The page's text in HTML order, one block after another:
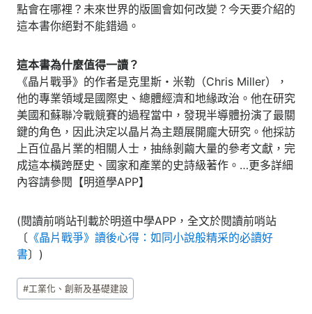
點會在哪裡？未來世界的版圖會如何改變？今天要介紹的
這本書你絕對不能錯過。
這本書為什麼值得一讀？
《晶片戰爭》的作者是克里斯・米勒（Chris Miller），
他的專業領域是國際史、總體經濟和地緣政治。他在研究
美國和蘇聯冷戰競賽的過程當中，發現半導體扮演了最關
鍵的角色，因此決定以晶片為主題展開龐大研究。他採訪
上百位晶片業的相關人士，抽絲剝繭大量的參考文獻，完
成這本橫跨歷史、國家和產業的史詩級著作。…更多詳細
內容請參閱【明道學APP】
(閱讀前哨站刊載於明道中學APP，全文於閱讀前哨站
〔 《晶片戰爭》讀後心得：如同小說般精采的必讀好
書〕)
Post
Tags:
#工業化、創新及基礎建設